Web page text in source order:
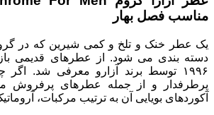
مناسب فصل بهار
یک عطر خنک و تلخ و کمی شیرین که در
دسته بندی می شود. از عطرهای قدیمی
۱۹۹۶ توسط برند آزارو معرفی شد.
پرطرفدار و از جمله عطرهای پرفروش
آکوردهای بویایی آن به ترتیب مرکبات،